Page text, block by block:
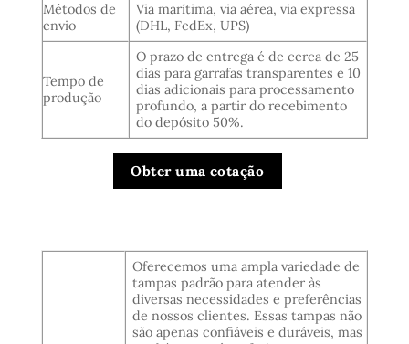
Métodos de
envio
Via marítima, via aérea, via expressa
(DHL, FedEx, UPS)
Tempo de
produção
O prazo de entrega é de cerca de 25
dias para garrafas transparentes e 10
dias adicionais para processamento
profundo, a partir do recebimento
do depósito 50%.
Obter uma cotação
Oferecemos uma ampla variedade de
tampas padrão para atender às
diversas necessidades e preferências
de nossos clientes. Essas tampas não
são apenas confiáveis e duráveis, mas